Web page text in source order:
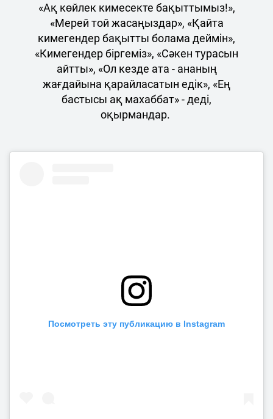
«Ақ көйлек кимесекте бақыттымыз!»,
«Мерей той жасаңыздар», «Қайта
кимегендер бақытты болама деймін»,
«Кимегендер біргеміз», «Сәкен турасын
айтты», «Ол кезде ата - ананың
жағдайына қарайласатын едік», «Ең
бастысы ақ махаббат» - деді,
оқырмандар.
Посмотреть эту публикацию в Instagram